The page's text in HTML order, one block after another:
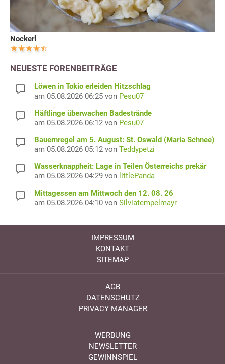
Nockerl
NEUESTE FORENBEITRÄGE
Löwen in Tokio erleiden Hitzschlag
am 05.08.2026 06:25 von Pesu07
Häftlinge überwachen Badestrände
am 05.08.2026 06:12 von Pesu07
Bauernregel am 5. August: St. Oswald (Maria Schnee)
am 05.08.2026 05:12 von Teddypetzi
Wasserknappheit: Lage in Teilen Österreichs prekär
am 05.08.2026 04:29 von littlePanda
Mittagessen am Mittwoch den 12. 08. 26
am 05.08.2026 04:10 von Silviatempelmayr
IMPRESSUM
KONTAKT
SITEMAP
AGB
DATENSCHUTZ
PRIVACY MANAGER
WERBUNG
NEWSLETTER
GEWINNSPIEL